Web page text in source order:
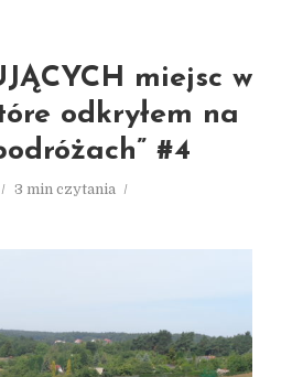
miejsc w
odkryłem na
#4
3 min czytania